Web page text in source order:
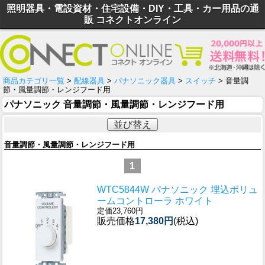
照明器具・電設資材・住宅設備・DIY・工具・カー用品の通
販 コネクトオンライン
商品カテゴリ一覧 > 配線器具 > パナソニック器具 > スイッチ > 音量調
節・風量調節・レンジフード用
パナソニック 音量調節・風量調節・レンジフード用
並び替え
音量調節・風量調節・レンジフード用
1
WTC5844W パナソニック 埋込ボリュ
ームコントローラ ホワイト
定価23,760円
販売価格17,380円 (税込)